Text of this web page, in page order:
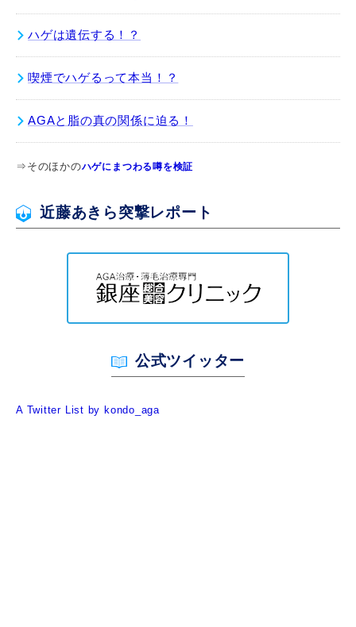
ハゲは遺伝する！？
喫煙でハゲるって本当！？
AGAと脂の真の関係に迫る！
⇒そのほかのハゲにまつわる噂を検証
近藤あきら突撃レポート
公式ツイッター
A Twitter List by kondo_aga